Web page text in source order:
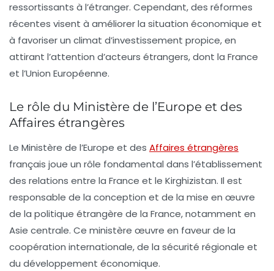
ressortissants à l’étranger. Cependant, des réformes
récentes visent à améliorer la situation économique et
à favoriser un climat d’investissement propice, en
attirant l’attention d’acteurs étrangers, dont la France
et l’Union Européenne.
Le rôle du Ministère de l’Europe et des
Affaires étrangères
Le Ministère de l’Europe et des Affaires étrangères
français joue un rôle fondamental dans l’établissement
des relations entre la France et le Kirghizistan. Il est
responsable de la conception et de la mise en œuvre
de la politique étrangère de la France, notamment en
Asie centrale. Ce ministère œuvre en faveur de la
coopération internationale, de la sécurité régionale et
du développement économique.